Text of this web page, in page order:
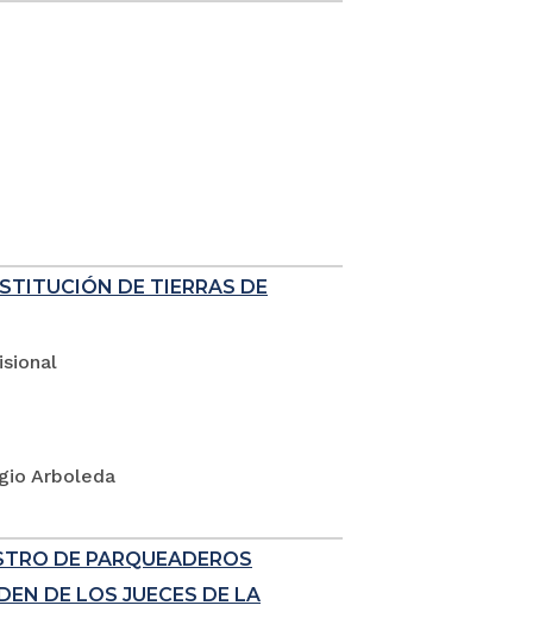
DE TIERRAS DE
Arboleda
DE PARQUEADEROS
DE LOS JUECES DE LA